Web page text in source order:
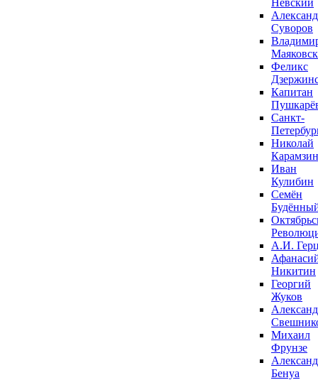
Невский
Суворов
Феликс
Капитан
Санкт-
Николай
Карамзин
Иван
Кулибин
Семён
А.И.
Никитин
Георгий
Жуков
Михаил
Фрунзе
Бенуа